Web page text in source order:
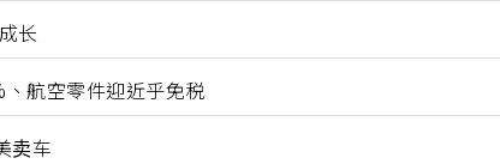
长
航空零件迎近乎免税
卖车